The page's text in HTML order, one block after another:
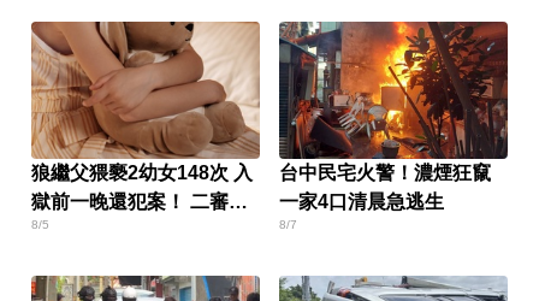
狼繼父猥褻2幼女148次 入
獄前一晚還犯案！ 二審判
更輕原因曝
8/5
台中民宅火警！濃煙狂竄
一家4口清晨急逃生
8/7